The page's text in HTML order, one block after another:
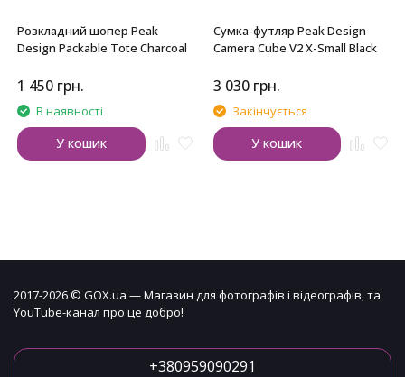
Розкладний шопер Peak
Design Packable Tote Charcoal
1 450 грн.
В наявності
У кошик
Сумка-футляр Peak Design
Camera Cube V2 X-Small Black
3 030 грн.
Закінчується
У кошик
2017-2026 © GOX.ua — Магазин для фотографів і відеографів, та
YouTube-канал про це добро!
+380959090291